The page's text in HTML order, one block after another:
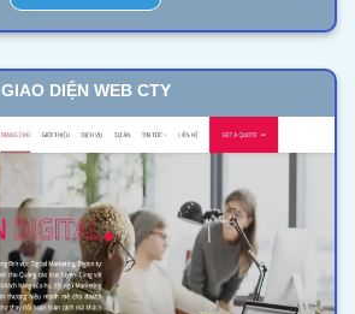
GIAO DIỆN WEB CTY